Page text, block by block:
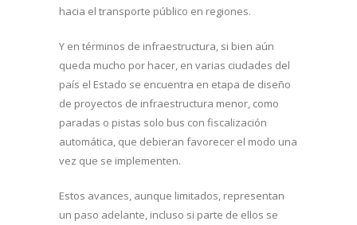
hacia el transporte público en regiones.
Y en términos de infraestructura, si bien aún
queda mucho por hacer, en varias ciudades del
país el Estado se encuentra en etapa de diseño
de proyectos de infraestructura menor, como
paradas o pistas solo bus con fiscalización
automática, que debieran favorecer el modo una
vez que se implementen.
Estos avances, aunque limitados, representan
un paso adelante, incluso si parte de ellos se